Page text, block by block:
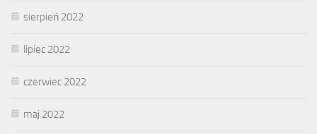
sierpień 2022
lipiec 2022
czerwiec 2022
maj 2022